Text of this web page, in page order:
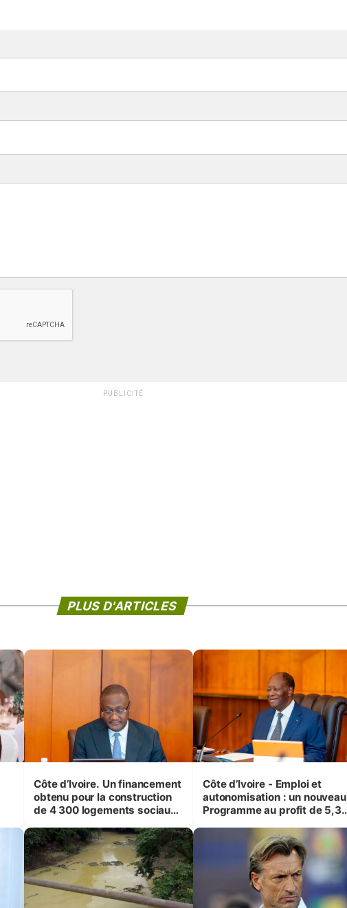
PUBLICITÉ
PLUS D'ARTICLES
Côte d’Ivoire. Un financement
obtenu pour la construction
de 4 300 logements sociaux
Bouaké et Yamoussoukro
Côte d’Ivoire - Emploi et
autonomisation : un nouveau
Programme au profit de 5,3